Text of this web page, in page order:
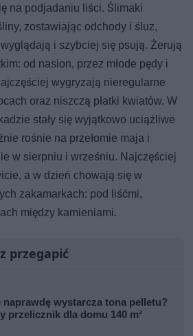
na podjadaniu liści. Ślimaki
zostawiając odchody i śluz,
i szybciej się psują. Żerują
od nasion, przez młode pędy i
wygryzają nieregularne
oraz niszczą płatki kwiatów. W
stały się wyjątkowo uciążliwe
rośnie na przełomie maja i
w sierpniu i wrześniu. Najczęściej
a w dzień chowają się w
zakamarkach: pod liśćmi,
między kamieniami.
przegapić
naprawdę wystarcza tona pelletu?
przelicznik dla domu 140 m²